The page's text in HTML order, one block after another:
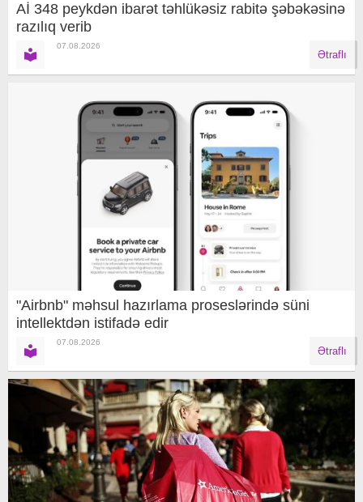
Aİ 348 peykdən ibarət təhlükəsiz rabitə şəbəkəsinə
razılıq verib
07.08.2026
Ətraflı
"Airbnb" məhsul hazırlama proseslərində süni
intellektdən istifadə edir
07.08.2026
Ətraflı